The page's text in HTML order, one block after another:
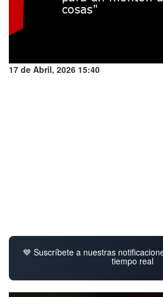
17 de Abril, 2026 15:40
💙 Suscríbete a nuestras
tiempo real